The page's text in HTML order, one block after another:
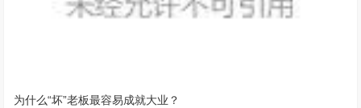
为什么“坏”老板最容易成就大业？